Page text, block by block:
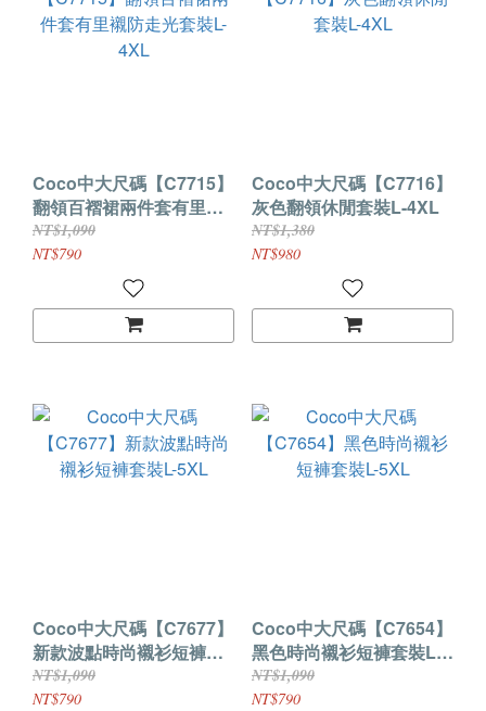
Coco中大尺碼【C7715】
翻領百褶裙兩件套有里襯
防走光套裝L-4XL
NT$1,090
NT$790
Coco中大尺碼【C7716】
灰色翻領休閒套裝L-4XL
NT$1,380
NT$980
Coco中大尺碼【C7677】
新款波點時尚襯衫短褲套
裝L-5XL
NT$1,090
NT$790
Coco中大尺碼【C7654】
黑色時尚襯衫短褲套裝L-
5XL
NT$1,090
NT$790